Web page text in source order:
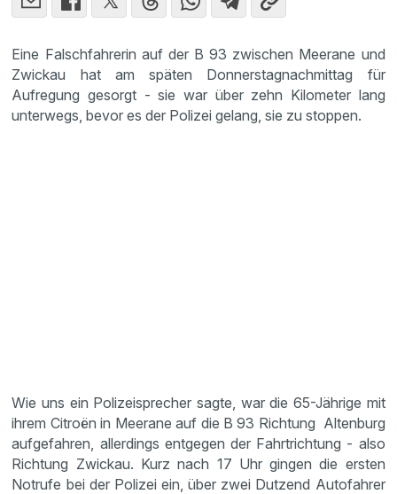
Eine Falschfahrerin auf der B 93 zwischen Meerane und
Zwickau hat am späten Donnerstagnachmittag für
Aufregung gesorgt - sie war über zehn Kilometer lang
unterwegs, bevor es der Polizei gelang, sie zu stoppen.
Wie uns ein Polizeisprecher sagte, war die 65-Jährige mit
ihrem Citroën in Meerane auf die B 93 Richtung Altenburg
aufgefahren, allerdings entgegen der Fahrtrichtung - also
Richtung Zwickau. Kurz nach 17 Uhr gingen die ersten
Notrufe bei der Polizei ein, über zwei Dutzend Autofahrer